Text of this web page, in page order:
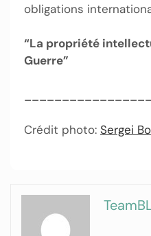
obligations
“La propriété
Guerre”
Crédit photo: Sergei